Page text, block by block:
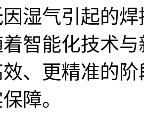
湿气引起的
智能化技术
、更精准的
障。